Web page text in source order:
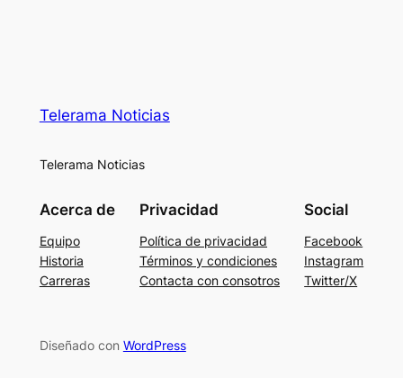
Telerama Noticias
Telerama Noticias
Acerca de
Equipo
Historia
Carreras
Privacidad
Política de privacidad
Términos y condiciones
Contacta con consotros
Social
Facebook
Instagram
Twitter/X
Diseñado con WordPress